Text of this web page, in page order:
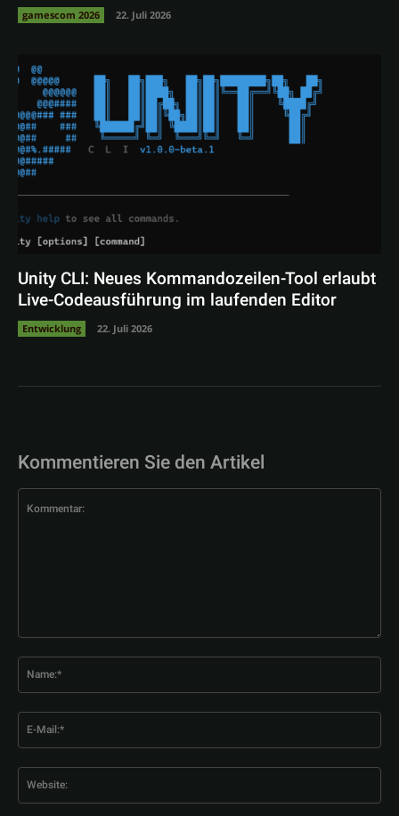
gamescom 2026 22. Juli 2026
Unity CLI: Neues Kommandozeilen-Tool erlaubt
Live-Codeausführung im laufenden Editor
Entwicklung 22. Juli 2026
Kommentieren Sie den Artikel